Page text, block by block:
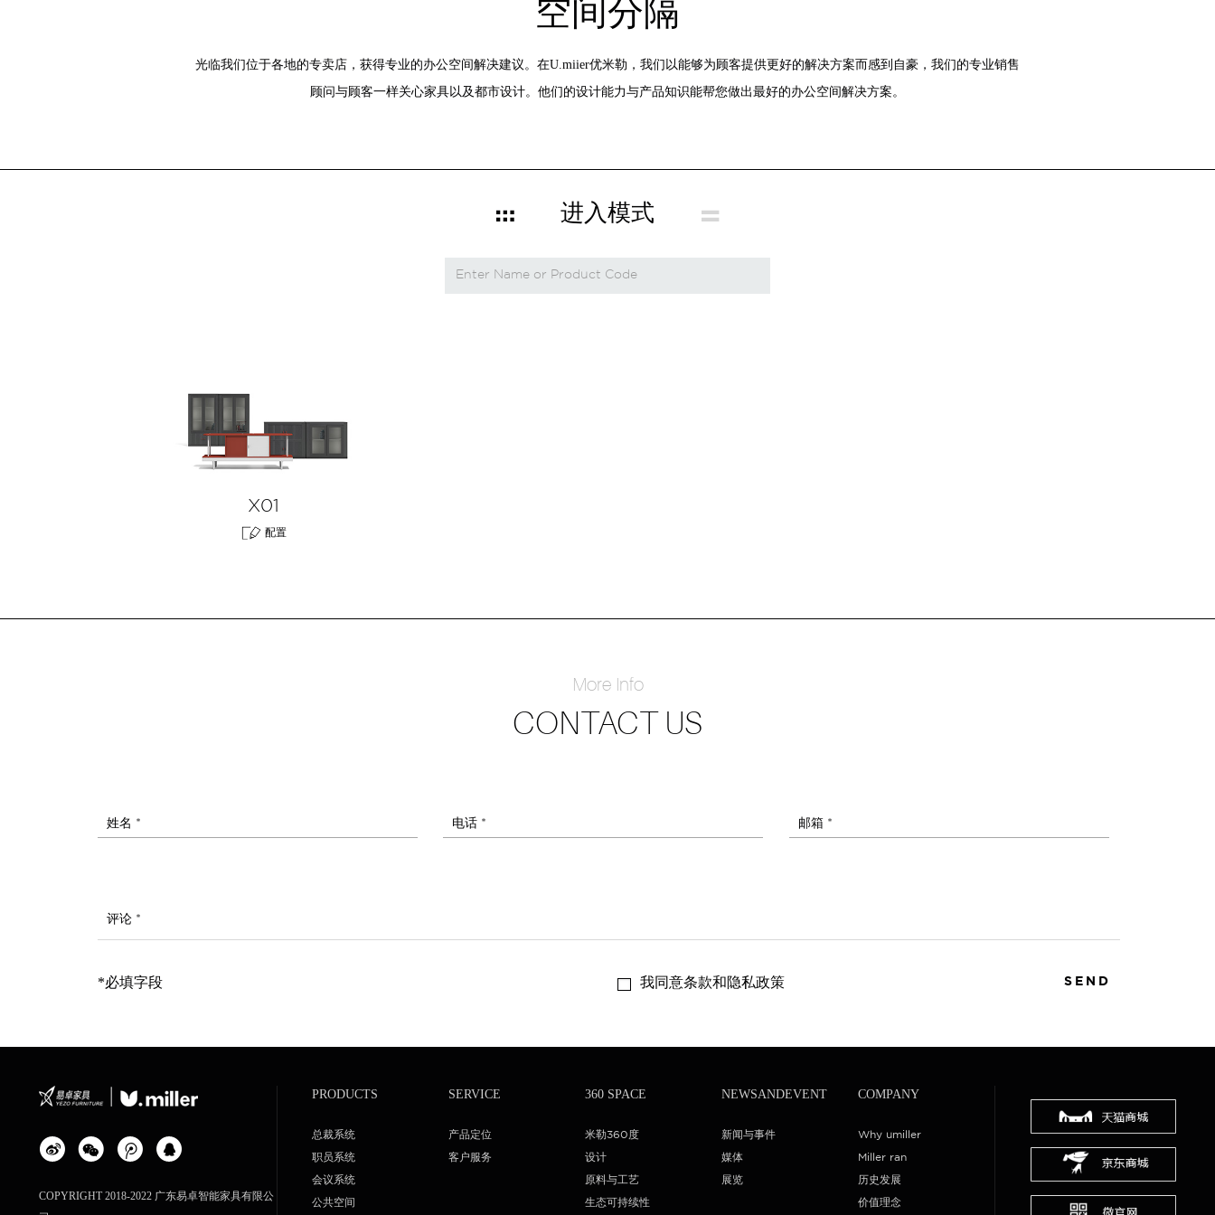
空间分隔
光临我们位于各地的专卖店，获得专业的办公空间解决建议。在U.miier优米勒，我们以能够为顾客提供更好的解决方案而感到自豪，我们的专业销售
顾问与顾客一样关心家具以及都市设计。他们的设计能力与产品知识能帮您做出最好的办公空间解决方案。
进入模式
X01
配置
More Info
CONTACT US
姓名 * 电话 * 邮箱 *
评论 *
*必填字段 我同意条款和隐私政策 SEND
COPYRIGHT 2018-2022 广东易卓智能家具有限公
PRODUCTS
总裁系统
职员系统
会议系统
公共空间
SERVICE
产品定位
客户服务
360 SPACE
米勒360度
设计
原料与工艺
生态可持续性
NEWSANDEVENT
新闻与事件
媒体
展览
COMPANY
Why umiller
Miller ran
历史发展
价值理念